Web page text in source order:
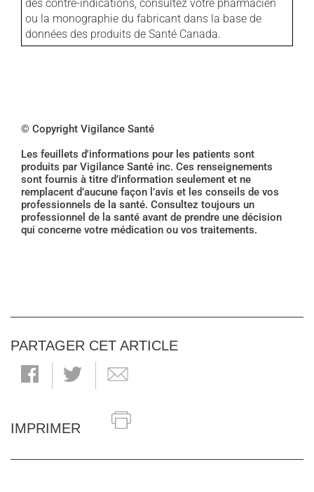
des contre-indications, consultez votre pharmacien
ou la monographie du fabricant dans la base de
données des produits de Santé Canada.
© Copyright Vigilance Santé
Les feuillets d'informations pour les patients sont
produits par Vigilance Santé inc. Ces renseignements
sont fournis à titre d’information seulement et ne
remplacent d’aucune façon l’avis et les conseils de vos
professionnels de la santé. Consultez toujours un
professionnel de la santé avant de prendre une décision
qui concerne votre médication ou vos traitements.
PARTAGER CET ARTICLE
IMPRIMER